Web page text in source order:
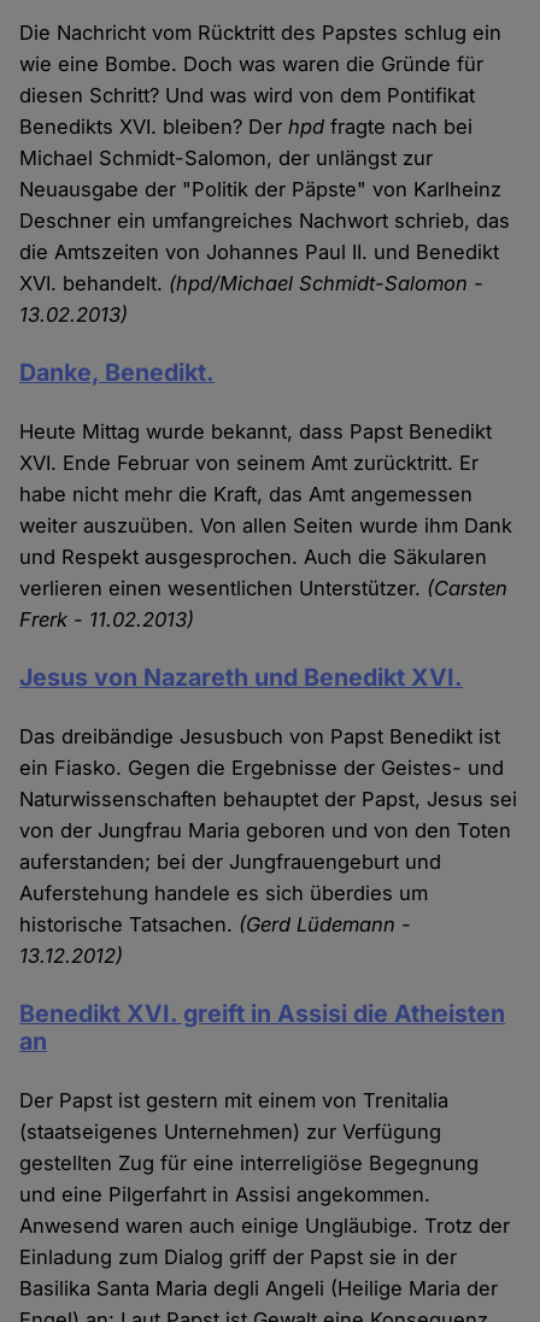
Die Nachricht vom Rücktritt des Papstes schlug ein
wie eine Bombe. Doch was waren die Gründe für
diesen Schritt? Und was wird von dem Pontifikat
Benedikts XVI. bleiben? Derhpd fragte nach bei
Michael Schmidt-Salomon, der unlängst zur
Neuausgabe der "Politik der Päpste" von Karlheinz
Deschner ein umfangreiches Nachwort schrieb, das
die Amtszeiten von Johannes Paul II. und Benedikt
XVI. behandelt. (hpd/Michael Schmidt-Salomon -
13.02.2013)
Danke, Benedikt.
Heute Mittag wurde bekannt, dass Papst Benedikt
XVI. Ende Februar von seinem Amt zurücktritt. Er
habe nicht mehr die Kraft, das Amt angemessen
weiter auszuüben. Von allen Seiten wurde ihm Dank
und Respekt ausgesprochen. Auch die Säkularen
verlieren einen wesentlichen Unterstützer. (Carsten
Frerk - 11.02.2013)
Jesus von Nazareth und Benedikt XVI.
Das dreibändige Jesusbuch von Papst Benedikt ist
ein Fiasko. Gegen die Ergebnisse der Geistes- und
Naturwissenschaften behauptet der Papst, Jesus sei
von der Jungfrau Maria geboren und von den Toten
auferstanden; bei der Jungfrauengeburt und
Auferstehung handele es sich überdies um
historische Tatsachen. (Gerd Lüdemann -
13.12.2012)
Benedikt XVI. greift in Assisi die Atheisten
an
Der Papst ist gestern mit einem von Trenitalia
(staatseigenes Unternehmen) zur Verfügung
gestellten Zug für eine interreligiöse Begegnung
und eine Pilgerfahrt in Assisi angekommen.
Anwesend waren auch einige Ungläubige. Trotz der
Einladung zum Dialog griff der Papst sie in der
Basilika Santa Maria degli Angeli (Heilige Maria der